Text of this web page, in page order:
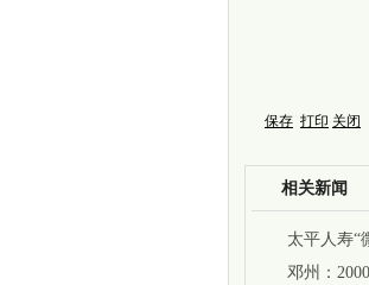
保存 打印 关闭
相关新闻
太平人寿“
公众唱戏”
邓州：